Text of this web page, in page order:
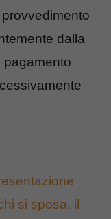
dalla
pagamento
si sposa, il